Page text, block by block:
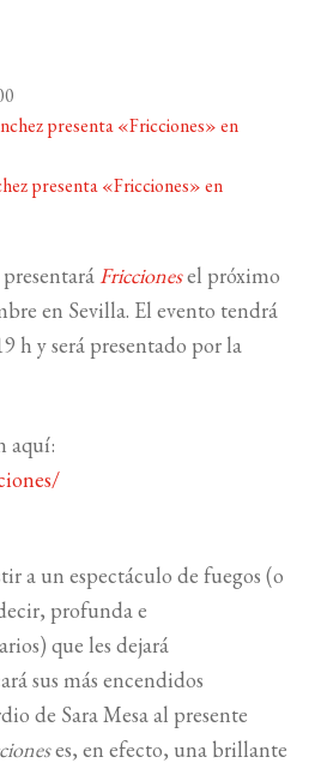
CONTACTO
LISTA DE LIBROS
presenta «Fricciones» en
presenta «Fricciones» en
Friccionesel próximo
en Sevilla. El evento tendrá
h y será presentado por la
aquí:
a un espectáculo de fuegos (o
profunda e
que les dejará
sus más encendidos
de Sara Mesa al presente
es, en efecto, una brillante